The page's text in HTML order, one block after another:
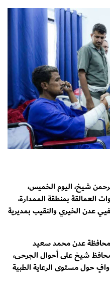
شيخ، اليوم الخميس،
العمالقة بمنطقة الممدارة،
عدن الخيري والنقيب بمديرية
محافظة عدن محمد سعيد
شيخ على أحوال الجرحى،
حول مستوى الرعاية الطبية